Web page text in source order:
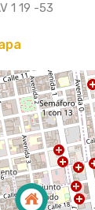
1 19 -53